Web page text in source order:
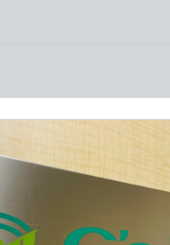
開発2部の2部制
ジェクトマネージャー
（50代男性）、グループ
ロジェクトマネージャー7
円
等に応じた変動有）